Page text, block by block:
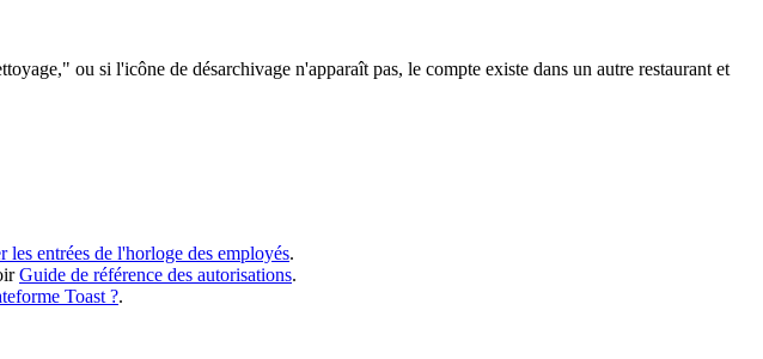
ou si l'icône de désarchivage n'apparaît pas, le compte existe dans un autre restaurant et
les entrées de l'horloge des employés.
Guide de référence des autorisations.
Toast ?.